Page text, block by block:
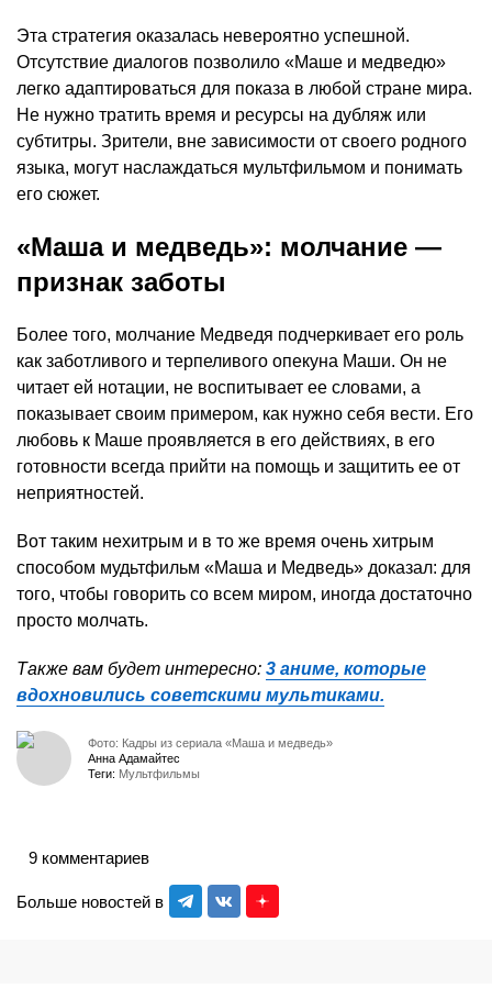
Эта стратегия оказалась невероятно успешной.
Отсутствие диалогов позволило «Маше и медведю»
легко адаптироваться для показа в любой стране мира.
Не нужно тратить время и ресурсы на дубляж или
субтитры. Зрители, вне зависимости от своего родного
языка, могут наслаждаться мультфильмом и понимать
его сюжет.
«Маша и медведь»: молчание —
признак заботы
Более того, молчание Медведя подчеркивает его роль
как заботливого и терпеливого опекуна Маши. Он не
читает ей нотации, не воспитывает ее словами, а
показывает своим примером, как нужно себя вести. Его
любовь к Маше проявляется в его действиях, в его
готовности всегда прийти на помощь и защитить ее от
неприятностей.
Вот таким нехитрым и в то же время очень хитрым
способом мудьтфильм «Маша и Медведь» доказал: для
того, чтобы говорить со всем миром, иногда достаточно
просто молчать.
Также вам будет интересно: 3 аниме, которые
вдохновились советскими мультиками.
Фото: Кадры из сериала «Маша и медведь»
Анна Адамайтес
Теги: Мультфильмы
Больше новостей в
9 комментариев